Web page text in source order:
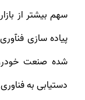
سهم بیشتر از
پیاده سازی
شده صنعت
دستیابی به